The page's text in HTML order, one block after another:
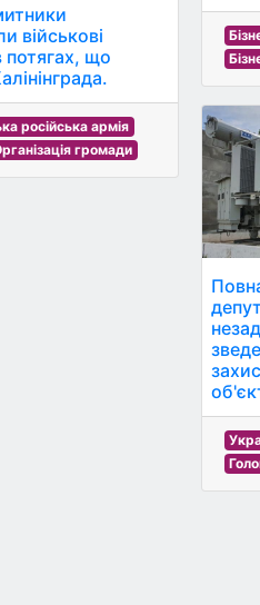
військові
потягах, що
російська армія
громади